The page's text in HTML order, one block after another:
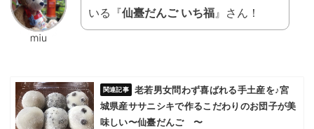
いる『仙臺だんご いち福』さん！
老若男女問わず喜ばれる手土産を♪宮
城県産ササニシキで作るこだわりのお団子が美
味しい〜仙臺だんご 〜